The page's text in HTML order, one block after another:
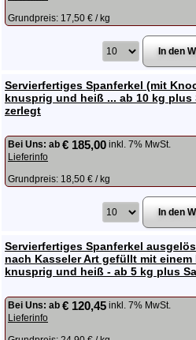
Grundpreis: 17,50 € / kg
Servierfertiges Spanferkel (mit
knusprig und heiß ... ab 10 kg plus
zerlegt
Bei Uns: ab € 185,00 inkl. 7% MwSt.
Lieferinfo
Grundpreis: 18,50 € / kg
Servierfertiges Spanferkel
nach Kasseler Art gefüllt mit einem
knusprig und heiß - ab 5 kg plus
Bei Uns: ab € 120,45 inkl. 7% MwSt.
Lieferinfo